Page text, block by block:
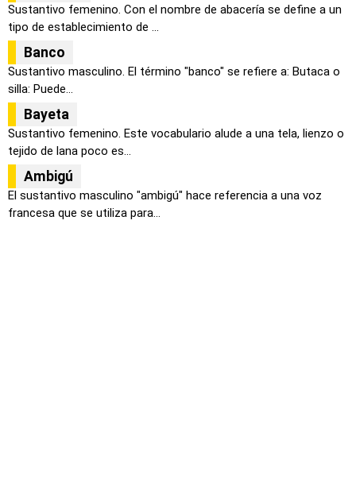
Sustantivo femenino. Con el nombre de abacería se define a un
tipo de establecimiento de ...
Banco
Sustantivo masculino. El término "banco" se refiere a: Butaca o
silla: Puede...
Bayeta
Sustantivo femenino. Este vocabulario alude a una tela, lienzo o
tejido de lana poco es...
Ambigú
El sustantivo masculino "ambigú" hace referencia a una voz
francesa que se utiliza para...